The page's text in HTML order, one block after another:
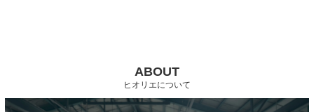
ABOUT
ヒオリエについて